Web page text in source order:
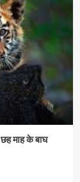
माह के बाघ